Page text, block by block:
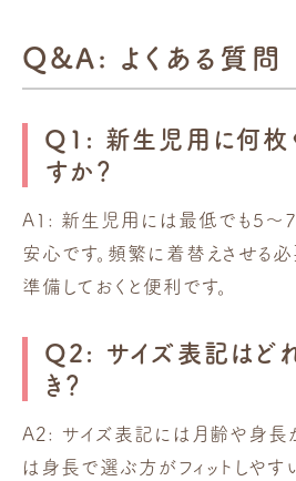
Q&A: よくある質問
Q1: 新生児用に何枚
すか？
A1: 新生児用には最低でも5〜7
安心です。頻繁に着替えさせる
準備しておくと便利です。
Q2: サイズ表記はど
き？
A2: サイズ表記には月齢や身長
は身長で選ぶ方がフィットしやす